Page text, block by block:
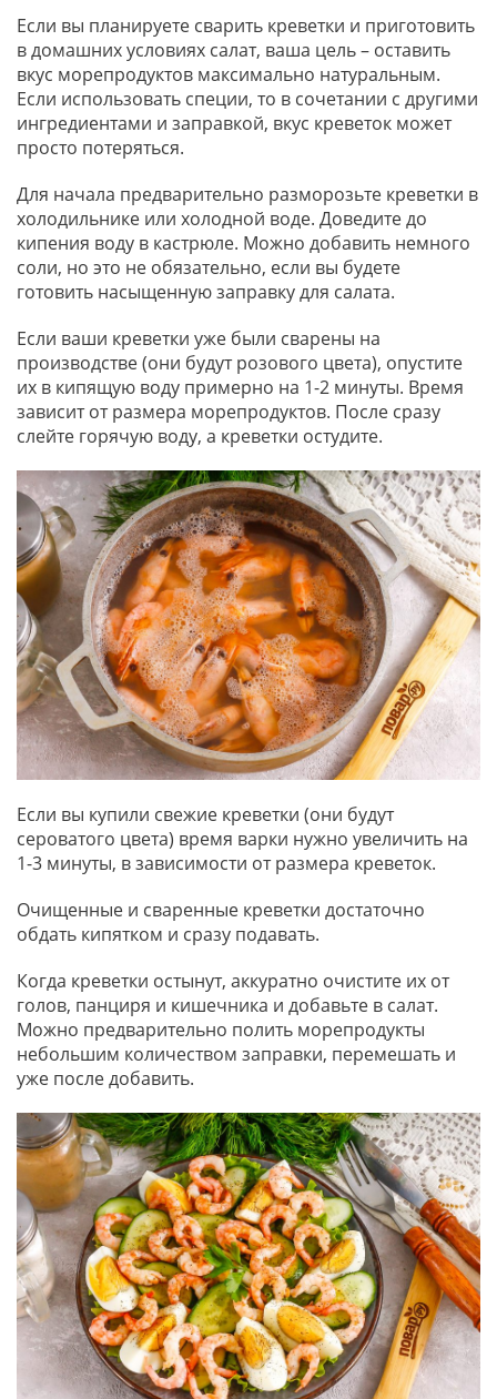
Если вы планируете сварить креветки и приготовить
в домашних условиях салат, ваша цель – оставить
вкус морепродуктов максимально натуральным.
Если использовать специи, то в сочетании с другими
ингредиентами и заправкой, вкус креветок может
просто потеряться.
Для начала предварительно разморозьте креветки в
холодильнике или холодной воде. Доведите до
кипения воду в кастрюле. Можно добавить немного
соли, но это не обязательно, если вы будете
готовить насыщенную заправку для салата.
Если ваши креветки уже были сварены на
производстве (они будут розового цвета), опустите
их в кипящую воду примерно на 1-2 минуты. Время
зависит от размера морепродуктов. После сразу
слейте горячую воду, а креветки остудите.
Если вы купили свежие креветки (они будут
сероватого цвета) время варки нужно увеличить на
1-3 минуты, в зависимости от размера креветок.
Очищенные и сваренные креветки достаточно
обдать кипятком и сразу подавать.
Когда креветки остынут, аккуратно очистите их от
голов, панциря и кишечника и добавьте в салат.
Можно предварительно полить морепродукты
небольшим количеством заправки, перемешать и
уже после добавить.